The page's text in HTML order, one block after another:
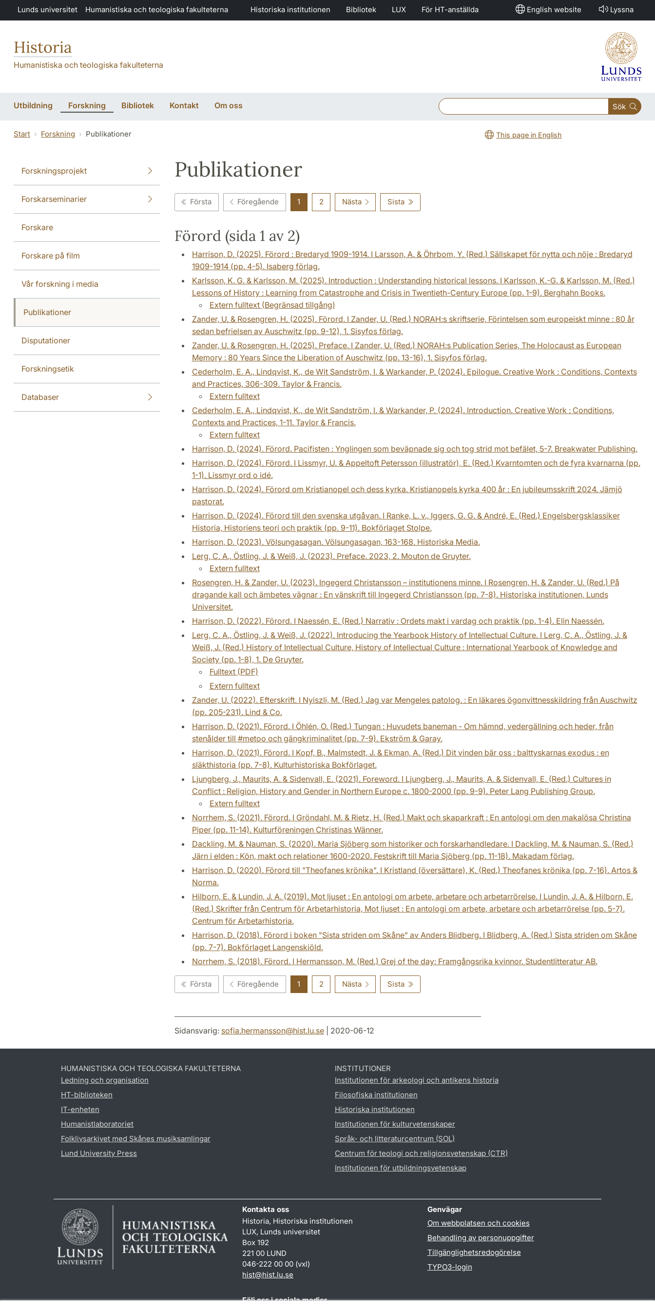
Hoppa till huvudinnehåll
Lunds universitet Humanistiska och teologiska fakulteterna Historiska institutionen Bibliotek LUX För HT-anställda English website Lyssna
Historia
Humanistiska och teologiska fakulteterna
Utbildning Forskning Bibliotek Kontakt Om oss Sök
Start Forskning Publikationer This page in English
Forskningsprojekt
Forskarseminarier
Forskare
Forskare på film
Vår forskning i media
Publikationer
Disputationer
Forskningsetik
Databaser
Publikationer
Första Föregående 1 2 Nästa Sista
Förord (sida 1 av 2)
Harrison, D. (2025). Förord : Bredaryd 1909-1914. I Larsson, A. & Öhrbom, Y. (Red.) Sällskapet för nytta och nöje : Bredaryd
1909-1914 (pp. 4-5). Isaberg förlag.
Karlsson, K. G. & Karlsson, M. (2025). Introduction : Understanding historical lessons. I Karlsson, K.-G. & Karlsson, M. (Red.)
Lessons of History : Learning from Catastrophe and Crisis in Twentieth-Century Europe (pp. 1-9). Berghahn Books.
Extern fulltext (Begränsad tillgång)
Zander, U. & Rosengren, H. (2025). Förord. I Zander, U. (Red.) NORAH:s skriftserie, Förintelsen som europeiskt minne : 80 år
sedan befrielsen av Auschwitz (pp. 9-12), 1. Sisyfos förlag.
Zander, U. & Rosengren, H. (2025). Preface. I Zander, U. (Red.) NORAH:s Publication Series, The Holocaust as European
Memory : 80 Years Since the Liberation of Auschwitz (pp. 13-16), 1. Sisyfos förlag.
Cederholm, E. A., Lindqvist, K., de Wit Sandström, I. & Warkander, P. (2024). Epilogue. Creative Work : Conditions, Contexts
and Practices, 306-309. Taylor & Francis.
Extern fulltext
Cederholm, E. A., Lindqvist, K., de Wit Sandström, I. & Warkander, P. (2024). Introduction. Creative Work : Conditions,
Contexts and Practices, 1-11. Taylor & Francis.
Extern fulltext
Harrison, D. (2024). Förord. Pacifisten : Ynglingen som beväpnade sig och tog strid mot befälet, 5-7. Breakwater Publishing.
Harrison, D. (2024). Förord. I Lissmyr, U. & Appeltoft Petersson (illustratör), E. (Red.) Kvarntomten och de fyra kvarnarna (pp.
1-1). Lissmyr ord o idé.
Harrison, D. (2024). Förord om Kristianopel och dess kyrka. Kristianopels kyrka 400 år : En jubileumsskrift 2024. Jämjö
pastorat.
Harrison, D. (2024). Förord till den svenska utgåvan. I Ranke, L. v., Iggers, G. G. & André, E. (Red.) Engelsbergsklassiker
Historia, Historiens teori och praktik (pp. 9-11). Bokförlaget Stolpe.
Harrison, D. (2023). Völsungasagan. Völsungasagan, 163-168. Historiska Media.
Lerg, C. A., Östling, J. & Weiß, J. (2023). Preface. 2023, 2. Mouton de Gruyter.
Extern fulltext
Rosengren, H. & Zander, U. (2023). Ingegerd Christansson – institutionens minne. I Rosengren, H. & Zander, U. (Red.) På
dragande kall och ämbetes vägnar : En vänskrift till Ingegerd Christiansson (pp. 7-8). Historiska institutionen, Lunds
Universitet.
Harrison, D. (2022). Förord. I Naessén, E. (Red.) Narrativ : Ordets makt i vardag och praktik (pp. 1-4). Elin Naessén.
Lerg, C. A., Östling, J. & Weiß, J. (2022). Introducing the Yearbook History of Intellectual Culture. I Lerg, C. A., Östling, J. &
Weiß, J. (Red.) History of Intellectual Culture, History of Intellectual Culture : International Yearbook of Knowledge and
Society (pp. 1-8), 1. De Gruyter.
Fulltext (PDF)
Extern fulltext
Zander, U. (2022). Efterskrift. I Nyiszli, M. (Red.) Jag var Mengeles patolog. : En läkares ögonvittnesskildring från Auschwitz
(pp. 205-231). Lind & Co.
Harrison, D. (2021). Förord. I Öhlén, O. (Red.) Tungan : Huvudets baneman - Om hämnd, vedergällning och heder, från
stenålder till #metoo och gängkriminalitet (pp. 7-9). Ekström & Garay.
Harrison, D. (2021). Förord. I Kopf, B., Malmstedt, J. & Ekman, A. (Red.) Dit vinden bär oss : balttyskarnas exodus : en
släkthistoria (pp. 7-8). Kulturhistoriska Bokförlaget.
Ljungberg, J., Maurits, A. & Sidenvall, E. (2021). Foreword. I Ljungberg, J., Maurits, A. & Sidenvall, E. (Red.) Cultures in
Conflict : Religion, History and Gender in Northern Europe c. 1800-2000 (pp. 9-9). Peter Lang Publishing Group.
Extern fulltext
Norrhem, S. (2021). Förord. I Gröndahl, M. & Rietz, H. (Red.) Makt och skaparkraft : En antologi om den makalösa Christina
Piper (pp. 11-14). Kulturföreningen Christinas Wänner.
Dackling, M. & Nauman, S. (2020). Maria Sjöberg som historiker och forskarhandledare. I Dackling, M. & Nauman, S. (Red.)
Järn i elden : Kön, makt och relationer 1600-2020. Festskrift till Maria Sjöberg (pp. 11-18). Makadam förlag.
Harrison, D. (2020). Förord till "Theofanes krönika". I Kristland (översättare), K. (Red.) Theofanes krönika (pp. 7-16). Artos &
Norma.
Hilborn, E. & Lundin, J. A. (2019). Mot ljuset : En antologi om arbete, arbetare och arbetarrörelse. I Lundin, J. A. & Hilborn, E.
(Red.) Skrifter från Centrum för Arbetarhistoria, Mot ljuset : En antologi om arbete, arbetare och arbetarrörelse (pp. 5-7).
Centrum för Arbetarhistoria.
Harrison, D. (2018). Förord i boken "Sista striden om Skåne" av Anders Blidberg. I Blidberg, A. (Red.) Sista striden om Skåne
(pp. 7-7). Bokförlaget Langenskiöld.
Norrhem, S. (2018). Förord. I Hermansson, M. (Red.) Grej of the day: Framgångsrika kvinnor. Studentlitteratur AB.
Första Föregående 1 2 Nästa Sista
Sidansvarig: sofia.hermansson@hist.lu.se| 2020-06-12
HUMANISTISKA OCH TEOLOGISKA FAKULTETERNA
Ledning och organisation
HT-biblioteken
IT-enheten
Humanistlaboratoriet
Folklivsarkivet med Skånes musiksamlingar
Lund University Press
INSTITUTIONER
Institutionen för arkeologi och antikens historia
Filosofiska institutionen
Historiska institutionen
Institutionen för kulturvetenskaper
Språk- och litteraturcentrum (SOL)
Centrum för teologi och religionsvetenskap (CTR)
Institutionen för utbildningsvetenskap
Kontakta oss
Historia, Historiska institutionen
LUX, Lunds universitet
Box 192
221 00 LUND
046-222 00 00 (vxl)
hist@hist.lu.se
Genvägar
Om webbplatsen och cookies
Behandling av personuppgifter
Tillgänglighetsredogörelse
TYPO3-login
Följ oss i sociala medier